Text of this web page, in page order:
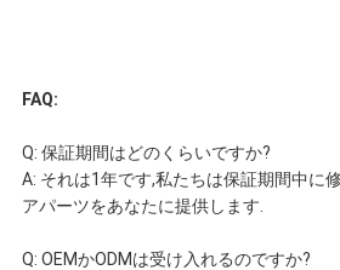
FAQ:
Q: 保証期間はどのくらいですか?
A: それは1年です,私たちは保証期間中に
アパーツをあなたに提供します.
Q: OEMかODMは受け入れるのですか?